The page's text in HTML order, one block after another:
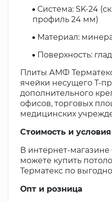
Система: SK-24
профиль 24 мм)
Материал:
Поверхность:
Плиты АМФ
ячейки несущего Т-
дополнительного
офисов, торговых
медицинских
Стоимость и
В интернет-
можете купить
Терматекс по
Опт и розница